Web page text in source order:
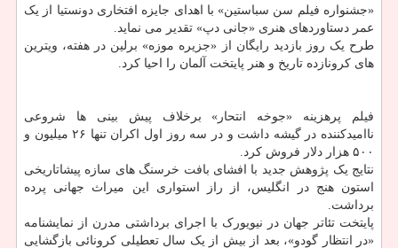
«جشنواره فیلم سن سباستین» با اهدای جایزه افتخاری دونستیا از یک
عمر دستاوردهای هنری «جانی دپ» تقدیر می نماید.
طرح یک روز بازدید رایگان از «جزیره موزه» برلین در هفته، ویترین
های کرونازده تاریخ و هنر پایتخت آلمان را احیا کرد.
فیلم پرهزینه «جوخه انتحار» برخلاف پیش بینی ها شروعی
ناامیدکننده در گیشه داشت و در سه روز اول اکران تنها ۲۶ میلیون و
۵۰۰ هزار دلار فروش کرد.
نتایج یک پژوهش جدید با افشای بافت خرسنگ های سازه پیشاتاریخی
استون هنج در انگلیس، از راز استواری این میراث جهانی پرده
برداشت.
پایتخت تئاتر جهان در نیویورک با اجرای برداشتی مدرن از نمایشنامه
«در انتظار گودو»، بعد از بیش از یک سال تعطیلی کرونائی بازگشایی